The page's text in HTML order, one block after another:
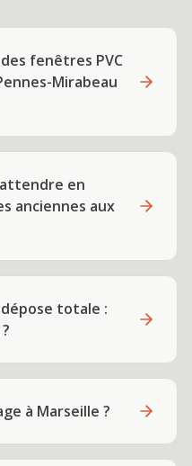
fenêtres PVC
Mirabeau
en
anciennes aux
totale :
à Marseille ?